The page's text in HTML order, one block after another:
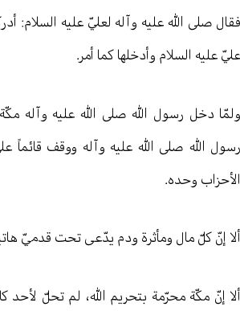
فقال صلى الله عليه وآله لعليّ عليه السلام:
عليّ عليه السلام وأدخلها كما أمر.
ولمّا دخل رسول الله صلى الله عليه وآله
رسول الله صلى الله عليه وآله ووقف قائماً
الأحزاب وحده.
ألا إنّ كلّ مال ومأثرة ودم يدّعى تحت قدميّ
ألا إنّ مكّة محرّمة بتحريم الله، لم تحلّ